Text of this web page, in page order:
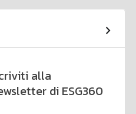
alla
di ESG360